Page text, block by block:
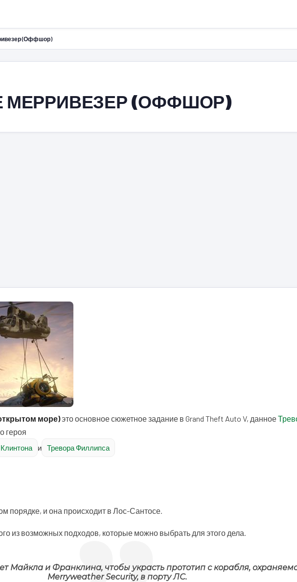
(Оффшор)
МЕРРИВЕЗЕР (ОФФШОР)
море)это основное сюжетное задание в Grand Theft Auto V, данное
героя
и Тревора Филлипса
порядке, и она происходит в Лос-Сантосе.
из возможных подходов, которые можно выбрать для этого дела.
Майкла и Франклина, чтобы украсть прототип с корабля,
Merryweather Security, в порту ЛС.